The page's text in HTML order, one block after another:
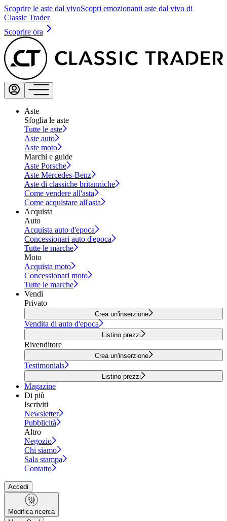
Scoprire le aste dal vivoScopri emozionanti aste dal vivo di
Classic Trader
Scoprire ora
Aste
Sfoglia le aste
Tutte le aste
Aste auto
Aste moto
Marchi e guide
Aste Porsche
Aste Mercedes-Benz
Aste di classiche britanniche
Come vendere all'asta
Come acquistare all'asta
Acquista
Auto
Acquista auto d'epoca
Concessionari auto d'epoca
Tutte le marche
Moto
Acquista moto
Concessionari moto
Tutte le marche
Vendi
Privato
Crea un'inserzione
Vendita di auto d'epoca
Listino prezzi
Rivenditore
Crea un'inserzione
Testimonials
Listino prezzi
Magazine
Di più
Iscriviti
Newsletter
Pubblicità
Altro
Negozio
Chi siamo
Sala stampa
Contatto
Accedi
Modifica ricerca